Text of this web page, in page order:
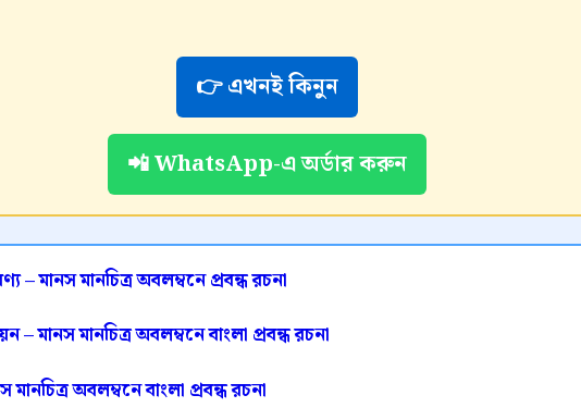
👉 এখনই কিনুন
📲 WhatsApp-এ অর্ডার করুন
– মানস মানচিত্র অবলম্বনে প্রবন্ধ রচনা
– মানস মানচিত্র অবলম্বনে বাংলা প্রবন্ধ রচনা
মানচিত্র অবলম্বনে বাংলা প্রবন্ধ রচনা